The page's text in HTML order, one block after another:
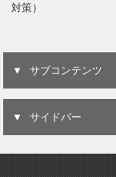
対策）
サブコンテンツ
サイドバー